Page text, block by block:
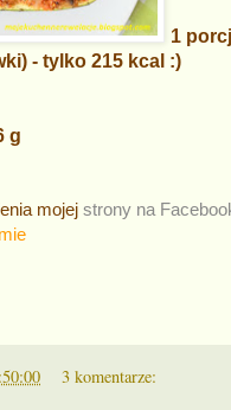
1
- tylko 215 kcal :)
g
mojej strony na
3 komentarze: